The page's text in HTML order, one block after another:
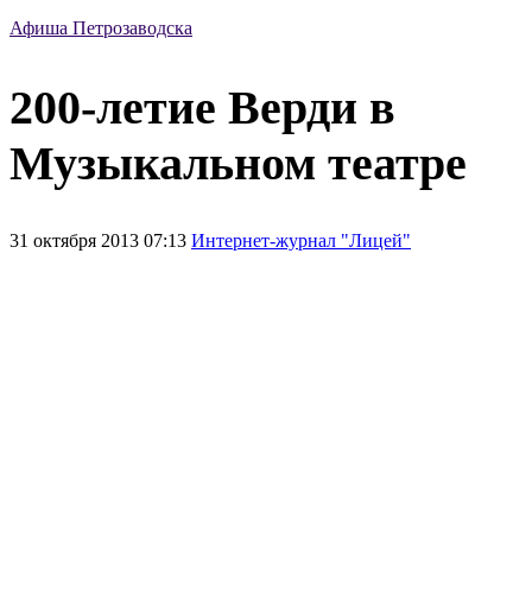
Афиша Петрозаводска
200-летие Верди в
Музыкальном театре
31 октября 2013 07:13 Интернет-журнал "Лицей"